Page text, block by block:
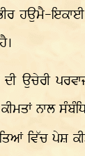
ਹਉਮੈ-
ਪਰਵਾਜ਼
ਨਾਲ
ਵਿੱਚ ਪੇਸ਼